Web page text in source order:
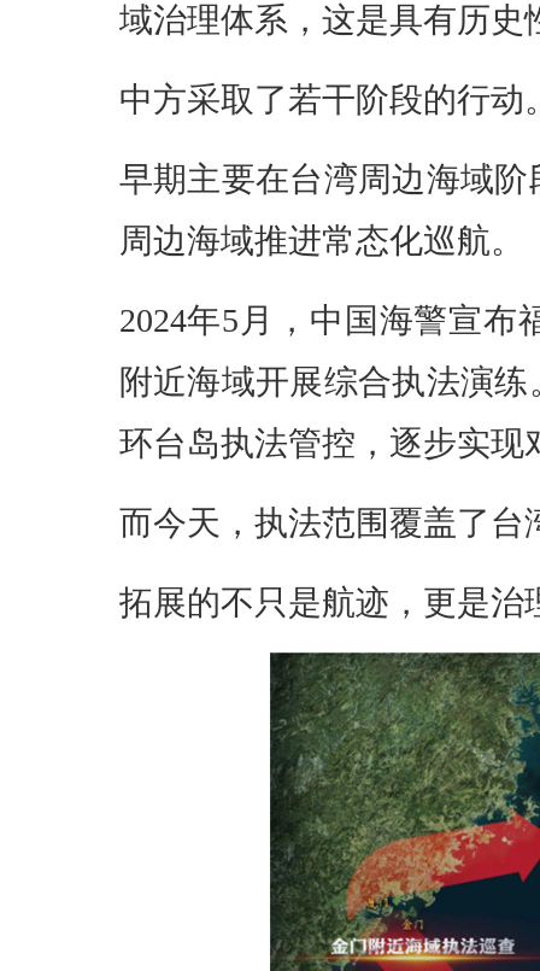
域治理体系，这是具有历史
中方采取了若干阶段的行动
早期主要在台湾周边海域
周边海域推进常态化巡航。
2024年5月，中国海警宣
附近海域开展综合执法演
环台岛执法管控，逐步实现
而今天，执法范围覆盖了台
拓展的不只是航迹，更是治